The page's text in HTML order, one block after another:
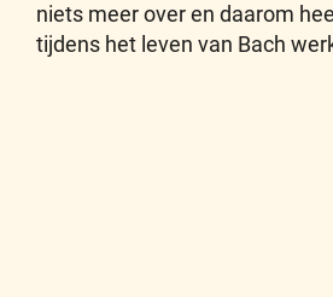
niets meer over en daarom
tijdens het leven van Bach